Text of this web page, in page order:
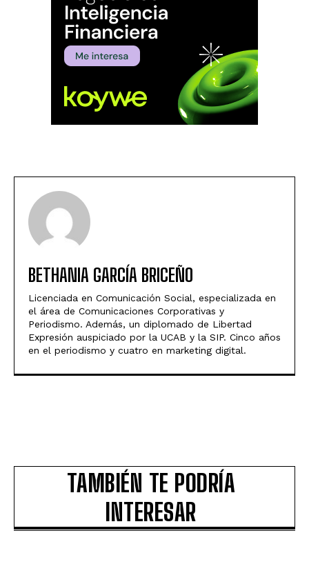
BETHANIA GARCÍA BRICEÑO
Licenciada en Comunicación Social, especializada en
el área de Comunicaciones Corporativas y
Periodismo. Además, un diplomado de Libertad
Expresión auspiciado por la UCAB y la SIP. Cinco años
en el periodismo y cuatro en marketing digital.
TAMBIÉN TE PODRÍA
INTERESAR